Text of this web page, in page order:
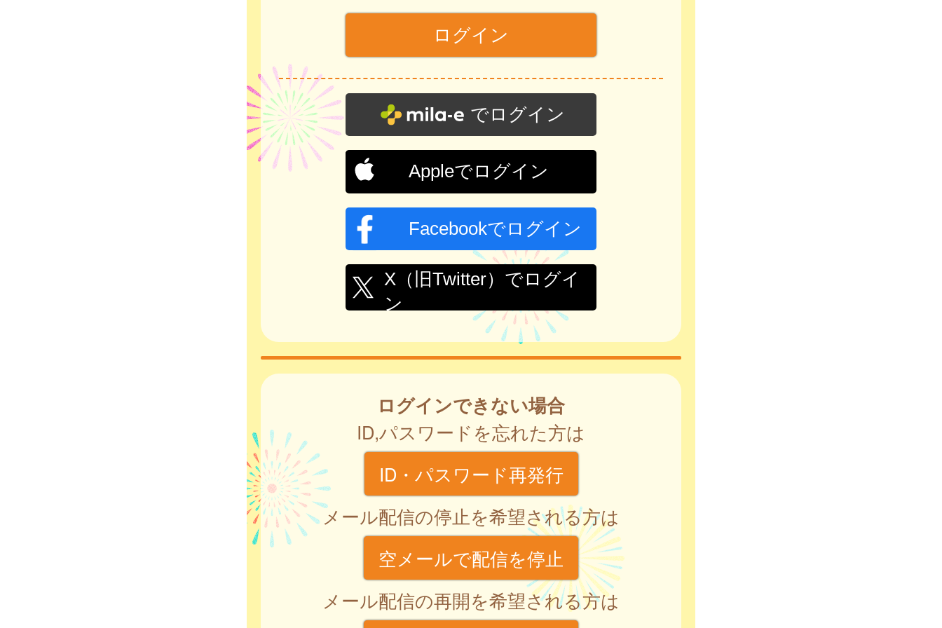
でログイン
Appleでログイン
Facebookでログイン
X（旧Twitter）でログイ
ン
ログインできない場合
ID,パスワードを忘れた方は
ID・パスワード再発行
メール配信の停止を希望される方は
空メールで配信を停止
メール配信の再開を希望される方は